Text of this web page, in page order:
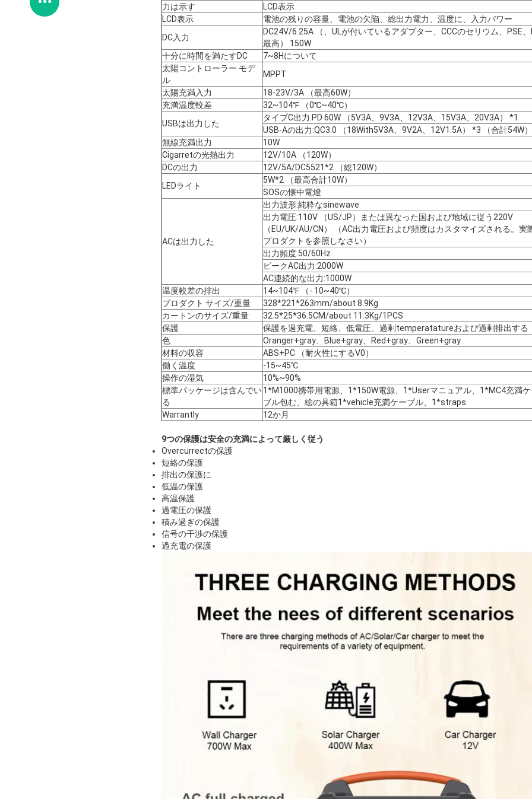
力は示す
LCD表示
LCD表示
電池の残りの容量、電池の欠陥、総出力電力、温度に、入力パワー
DC入力
DC24V/6.25A （、ULが付いているアダプター、CCCのセリウム、PSE、
最高） 150W
十分に時間を満たすDC
7~8Hについて
太陽コントローラー モデ
ル
MPPT
太陽充満入力
18-23V/3A （最高60W）
充満温度較差
32~104℉ （0℃~40℃）
USBは出力した
タイプC出力:PD 60W （5V3A、9V3A、12V3A、15V3A、20V3A） *1
USB-Aの出力:QC3.0 （18With5V3A、9V2A、12V1.5A） *3 （合計54W）
無線充満出力
10W
Cigarretの光熱出力
12V/10A （120W）
DCの出力
12V/5A/DC5521*2 （総120W）
LEDライト
5W*2 （最高合計10W）
SOSの懐中電燈
ACは出力した
出力波形:純粋なsinewave
出力電圧:110V （US/JP）または異なった国および地域に従う220V
（EU/UK/AU/CN） （AC出力電圧および頻度はカスタマイズされる。実
プロダクトを参照しなさい）
出力頻度:50/60Hz
ピークAC出力:2000W
AC連続的な出力:1000W
温度較差の排出
14~104℉ （- 10~40℃）
プロダクト サイズ/重量
328*221*263mm/about 8.9Kg
カートンのサイズ/重量
32.5*25*36.5CM/about 11.3Kg/1PCS
保護
保護を過充電、短絡、低電圧、過剰temperatatureおよび過剰排出する
色
Oranger+gray、Blue+gray、Red+gray、Green+gray
材料の収容
ABS+PC （耐火性にするV0）
働く温度
-15~45℃
操作の湿気
10%~90%
標準パッケージは含んでい
る
1*M1000携帯用電源、1*150W電源、1*Userマニュアル、1*MC4充満
ブル包む、絵の具箱1*vehicle充満ケーブル、1*straps
Warrantly
12か月
9つの保護は安全の充満によって厳しく従う
Overcurrectの保護
短絡の保護
排出の保護に
低温の保護
高温保護
過電圧の保護
積み過ぎの保護
信号の干渉の保護
過充電の保護